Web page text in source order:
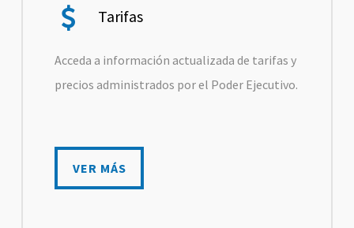
Tarifas
Acceda a información actualizada de tarifas y
precios administrados por el Poder Ejecutivo.
VER MÁS
VER MÁS